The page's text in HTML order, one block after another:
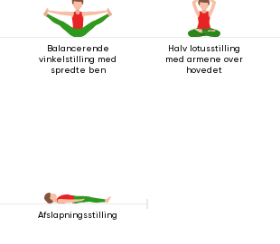
Balancerende
vinkelstilling med
spredte ben
Halv lotusstilling
med armene over
hovedet
Afslapningsstilling